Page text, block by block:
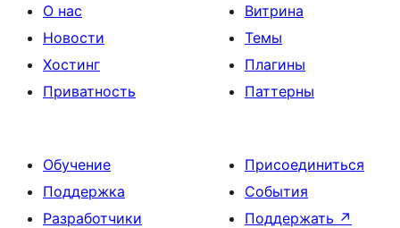
О нас
Новости
Хостинг
Приватность
Витрина
Темы
Плагины
Паттерны
Обучение
Поддержка
Разработчики
Присоединиться
События
Поддержать ↗